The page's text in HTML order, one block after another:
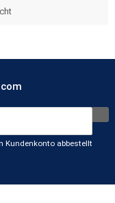
Kundenkonto abbestellt